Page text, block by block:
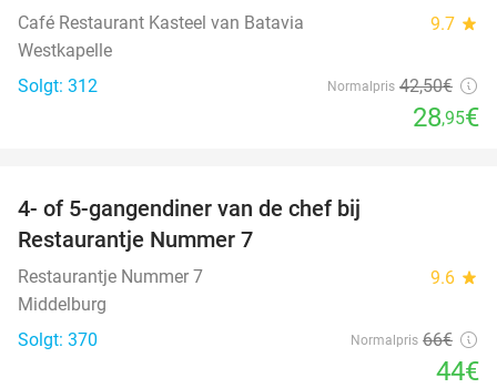
Café Restaurant Kasteel van Batavia 9.7 star
Westkapelle
Solgt: 312
Normalpris 42,50€
28,95€
4- of 5-gangendiner van de chef bij
Restaurantje Nummer 7
Restaurantje Nummer 7 9.6 star
Middelburg
Solgt: 370
Normalpris 66€
44€